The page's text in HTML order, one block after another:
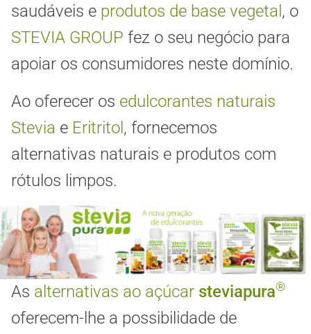
saudáveis e produtos de base vegetal , o
STEVIA GROUP fez o seu negócio para
apoiar os consumidores neste domínio.
Ao oferecer os edulcorantes naturais
Stevia e Eritritol , fornecemos
alternativas naturais e produtos com
rótulos limpos.
As alternativas ao açúcar steviapura®
oferecem-lhe a possibilidade de